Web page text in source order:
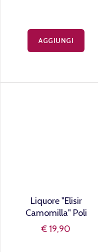
AGGIUNGI
Liquore "Elisir
Camomilla" Poli